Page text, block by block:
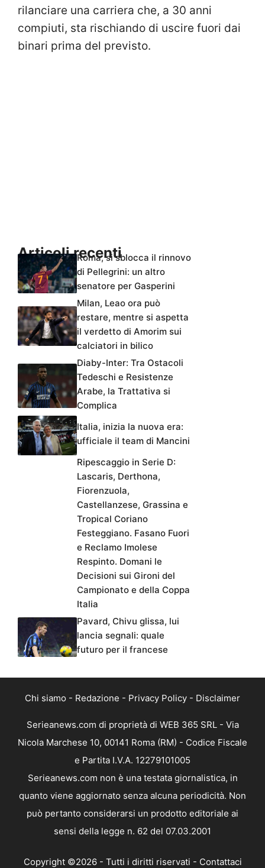
rilanciare una carriera che, a 30 anni
compiuti, sta rischiando di uscire fuori dai
binari prima del previsto.
Articoli recentiRoma, si sblocca il rinnovo
di Pellegrini: un altro
senatore per Gasperini
Milan, Leao ora può
restare, mentre si aspetta
il verdetto di Amorim sui
calciatori in bilico
Diaby-Inter: Tra Ostacoli
Tedeschi e Resistenze
Arabe, la Trattativa si
Complica
Italia, inizia la nuova era:
ufficiale il team di Mancini
Ripescaggio in Serie D:
Lascaris, Derthona,
Fiorenzuola,
Castellanzese, Grassina e
Tropical Coriano
Festeggiano. Fasano Fuori
e Reclamo Imolese
Respinto. Domani le
Decisioni sui Gironi del
Campionato e della Coppa
Italia
Pavard, Chivu glissa, lui
lancia segnali: quale
futuro per il francese
Chi siamo - Redazione - Privacy Policy - Disclaimer
Serieanews.com di proprietà di WEB 365 SRL - Via
Nicola Marchese 10, 00141 Roma (RM) - Codice Fiscale
e Partita I.V.A. 12279101005
Serieanews.com non è una testata giornalistica, in
quanto viene aggiornato senza alcuna periodicità. Non
può pertanto considerarsi un prodotto editoriale ai
sensi della legge n. 62 del 07.03.2001
Copyright ©2026 - Tutti i diritti riservati - Contattaci